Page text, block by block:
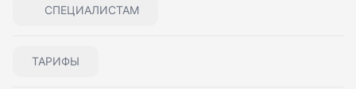
СПЕЦИАЛИСТАМ
ТАРИФЫ